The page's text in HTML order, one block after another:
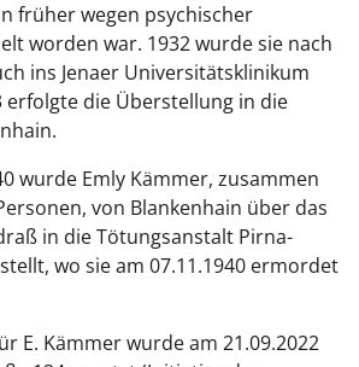
früher wegen psychischer
worden war. 1932 wurde sie nach
ins Jenaer Universitätsklinikum
erfolgte die Überstellung in die
wurde Emly Kämmer, zusammen
von Blankenhain über das
in die Tötungsanstalt Pirna-
wo sie am 07.11.1940 ermordet
E. Kämmer wurde am 21.09.2022